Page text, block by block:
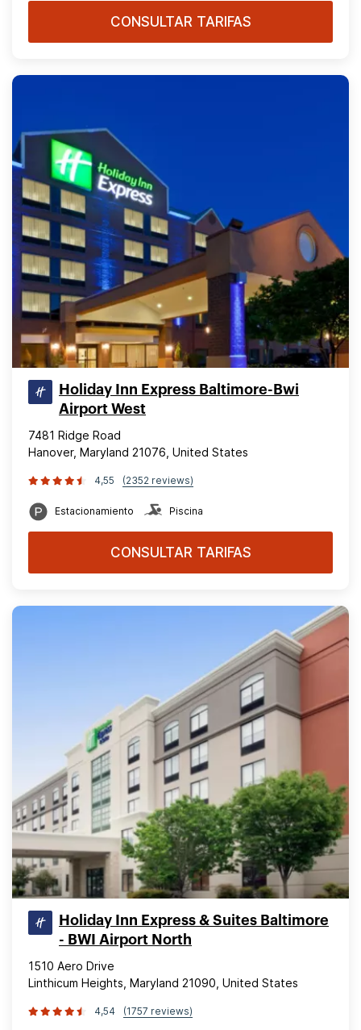
CONSULTAR TARIFAS
Holiday Inn Express Baltimore-Bwi
Airport West
7481 Ridge Road
Hanover, Maryland 21076, United States
4,55 (2352 reviews)
Estacionamiento Piscina
CONSULTAR TARIFAS
Holiday Inn Express & Suites Baltimore
- BWI Airport North
1510 Aero Drive
Linthicum Heights, Maryland 21090, United States
4,54 (1757 reviews)